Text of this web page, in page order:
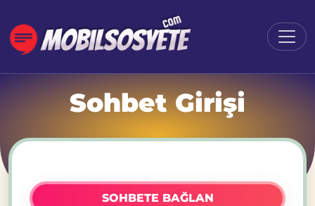
Sohbet Girişi
SOHBETE BAĞLAN